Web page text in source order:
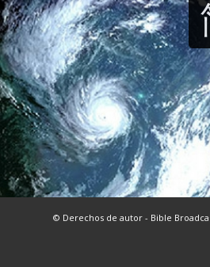
© Derechos de autor - Bible